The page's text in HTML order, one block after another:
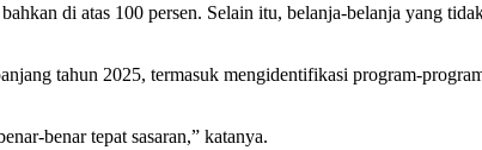
di atas 100 persen. Selain itu, belanja-belanja yang
tahun 2025, termasuk mengidentifikasi program-
benar tepat sasaran,” katanya.